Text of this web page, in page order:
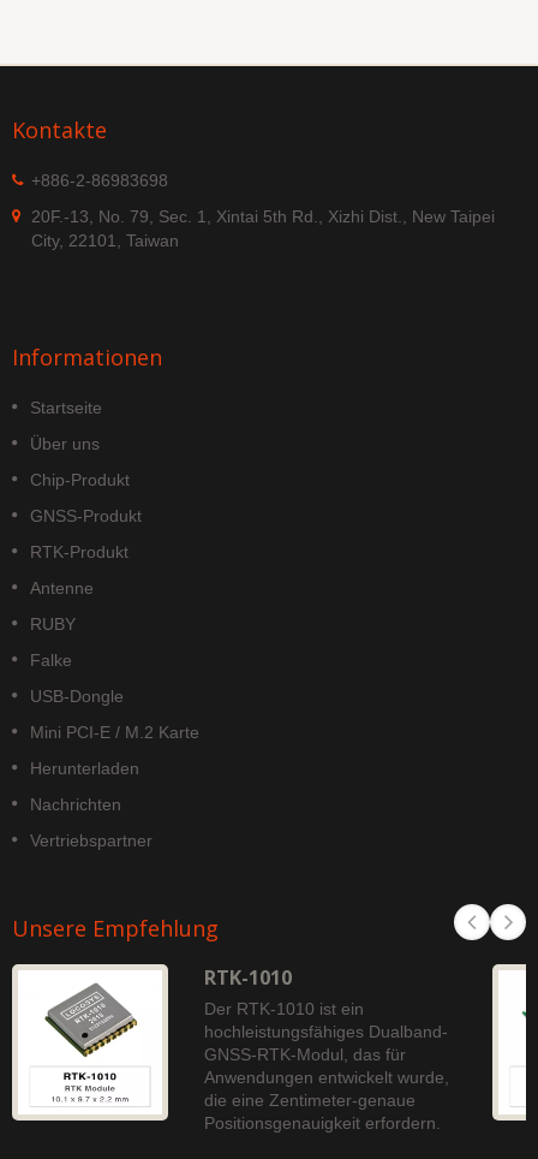
Kontakte
+886-2-86983698
20F.-13, No. 79, Sec. 1, Xintai 5th Rd., Xizhi Dist., New Taipei
City, 22101, Taiwan
Informationen
Startseite
Über uns
Chip-Produkt
GNSS-Produkt
RTK-Produkt
Antenne
RUBY
Falke
USB-Dongle
Mini PCI-E / M.2 Karte
Herunterladen
Nachrichten
Vertriebspartner
Unsere Empfehlung
RTK-1010
Der RTK-1010 ist ein
hochleistungsfähiges Dualband-
GNSS-RTK-Modul, das für
Anwendungen entwickelt wurde,
die eine Zentimeter-genaue
Positionsgenauigkeit erfordern.